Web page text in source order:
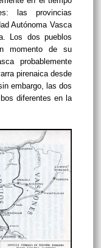
las provincias
Autónoma Vasca
Los dos pueblos
momento de su
probablemente
pirenaica desde
embargo, las dos
diferentes en la